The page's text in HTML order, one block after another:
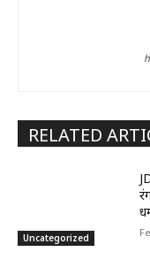
RELATED
Uncategorized